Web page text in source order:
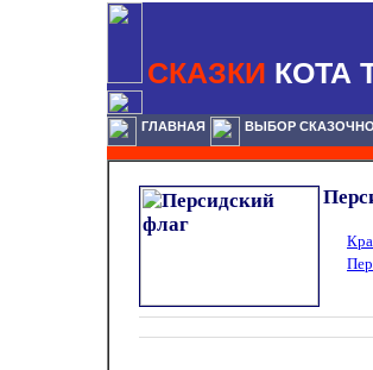
СКАЗКИ КОТА
ГЛАВНАЯ ВЫБОР